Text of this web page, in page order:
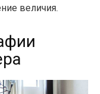
величия.